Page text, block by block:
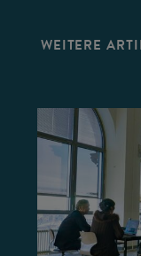
WEITERE